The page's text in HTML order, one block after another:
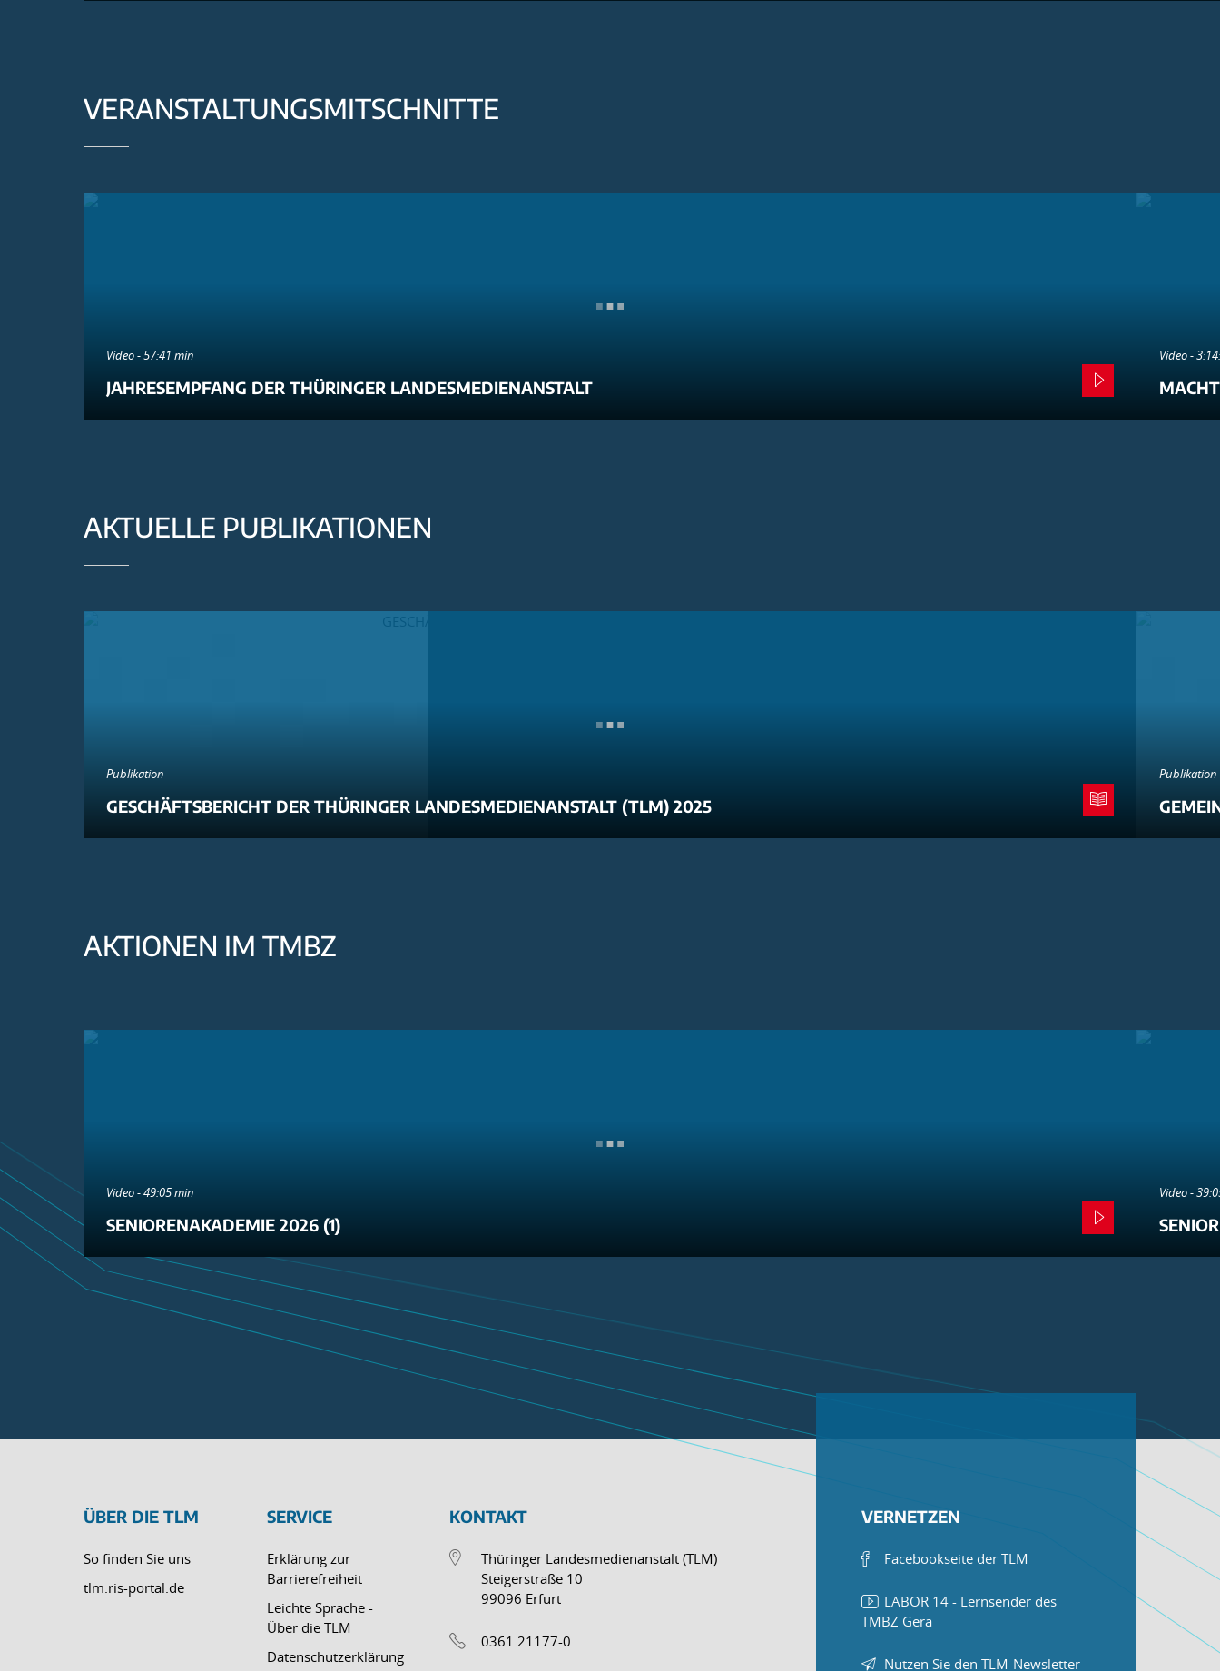
VERANSTALTUNGSMITSCHNITTE
Video - 57:41 min
JAHRESEMPFANG DER THÜRINGER LANDESMEDIENANSTALT
Video -
AKTUELLE PUBLIKATIONEN
Publikation
GESCHÄFTSBERICHT DER THÜRINGER LANDESMEDIENANSTALT (TLM) 2025
Publikation
AKTIONEN IM TMBZ
Video - 49:05 min
SENIORENAKADEMIE 2026 (1)
Video -
ÜBER DIE TLM
So finden Sie uns
tlm.ris-portal.de
SERVICE
Erklärung zur
Barrierefreiheit
Leichte Sprache -
Über die TLM
Datenschutzerklärung
KONTAKT
Thüringer Landesmedienanstalt (TLM)
Steigerstraße 10
99096 Erfurt
0361 21177-0
VERNETZEN
Facebookseite der TLM
LABOR 14 - Lernsender des
TMBZ Gera
Nutzen Sie den TLM-Newsletter